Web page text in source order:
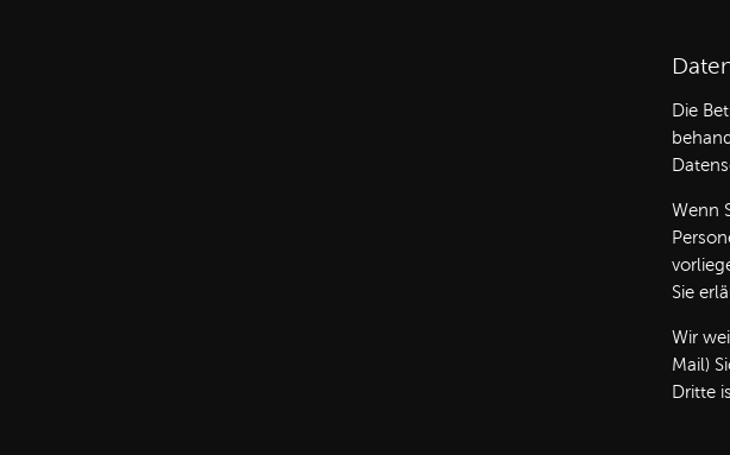
Die
Wenn
Sie
Wir
Mail)
Dritte